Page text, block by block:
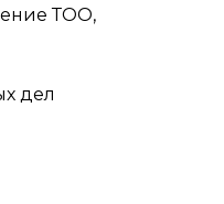
ТОО,
дел